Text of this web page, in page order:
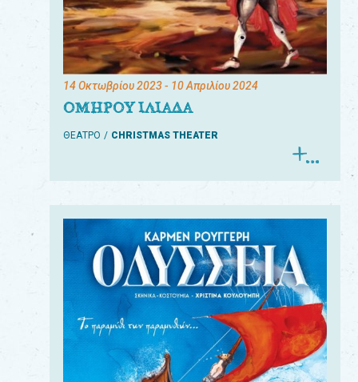
14 Οκτωβρίου 2023- 10 Απριλίου 2024
ΟΜΗΡΟΥ ΙΛΙΑΔΑ
ΘΕΑΤΡΟ CHRISTMAS THEATER